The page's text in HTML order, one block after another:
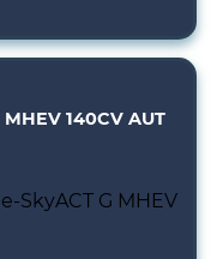
140CV AUT